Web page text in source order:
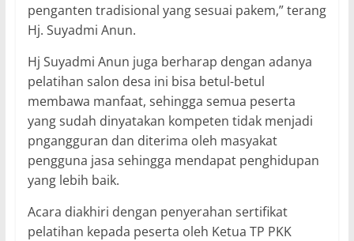
penganten tradisional yang sesuai pakem,” terang
Hj. Suyadmi Anun.
Hj Suyadmi Anun juga berharap dengan adanya
pelatihan salon desa ini bisa betul-betul
membawa manfaat, sehingga semua peserta
yang sudah dinyatakan kompeten tidak menjadi
pngangguran dan diterima oleh masyakat
pengguna jasa sehingga mendapat penghidupan
yang lebih baik.
Acara diakhiri dengan penyerahan sertifikat
pelatihan kepada peserta oleh Ketua TP PKK